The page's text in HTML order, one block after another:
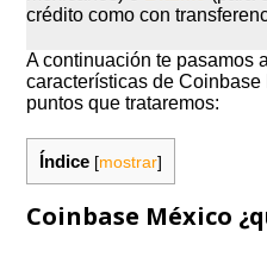
crédito como con
A continuación te pasamos
características de
puntos que trataremos:
Índice [mostrar]
Coinbase México